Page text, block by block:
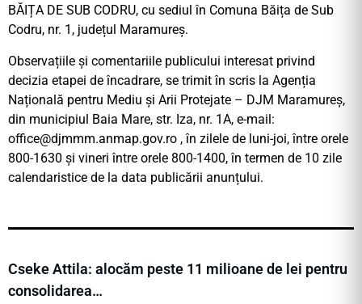
BĂIȚA DE SUB CODRU, cu sediul în Comuna Băița de Sub
Codru, nr. 1, județul Maramureș.
Observațiile și comentariile publicului interesat privind
decizia etapei de încadrare, se trimit în scris la Agenția
Națională pentru Mediu și Arii Protejate – DJM Maramureș,
din municipiul Baia Mare, str. Iza, nr. 1A, e-mail:
office@djmmm.anmap.gov.ro , în zilele de luni-joi, între orele
800-1630 și vineri între orele 800-1400, în termen de 10 zile
calendaristice de la data publicării anunțului.
Cseke Attila: alocăm peste 11 milioane de lei pentru
consolidarea…